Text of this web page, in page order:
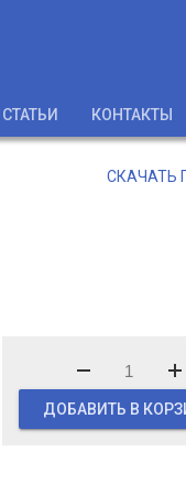
СТАТЬИ КОНТАКТЫ
СКАЧАТЬ
ДОБАВИТЬ В